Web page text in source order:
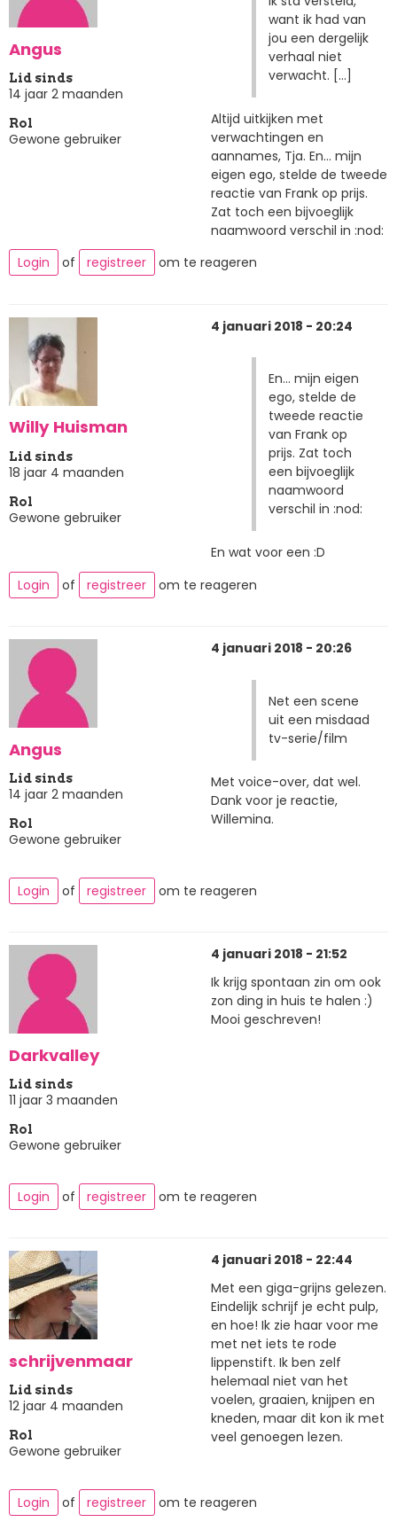
Angus
Lid sinds
14 jaar 2 maanden
Rol
Gewone gebruiker
want ik had van
jou een dergelijk
verhaal niet
verwacht. [...]
Altijd uitkijken met
verwachtingen en
aannames, Tja. En... mijn
eigen ego, stelde de tweede
reactie van Frank op prijs.
Zat toch een bijvoeglijk
naamwoord verschil in :nod:
Login
of registreer om te reageren
Willy Huisman
Lid sinds
18 jaar 4 maanden
Rol
Gewone gebruiker
4 januari 2018 - 20:24
En... mijn eigen
ego, stelde de
tweede reactie
van Frank op
prijs. Zat toch
een bijvoeglijk
naamwoord
verschil in :nod:
En wat voor een :D
Login
of registreer om te reageren
Angus
Lid sinds
14 jaar 2 maanden
Rol
Gewone gebruiker
4 januari 2018 - 20:26
Net een scene
uit een misdaad
tv-serie/film
Met voice-over, dat wel.
Dank voor je reactie,
Willemina.
Login of registreer om te reageren
Darkvalley
Lid sinds
11 jaar 3 maanden
Rol
Gewone gebruiker
4 januari 2018 - 21:52
Ik krijg spontaan zin om ook
zon ding in huis te halen :)
Mooi geschreven!
Login of registreer om te reageren
schrijvenmaar
Lid sinds
12 jaar 4 maanden
Rol
Gewone gebruiker
4 januari 2018 - 22:44
Met een giga-grijns gelezen.
Eindelijk schrijf je echt pulp,
en hoe! Ik zie haar voor me
met net iets te rode
lippenstift. Ik ben zelf
helemaal niet van het
voelen, graaien, knijpen en
kneden, maar dit kon ik met
veel genoegen lezen.
Login of registreer om te reageren